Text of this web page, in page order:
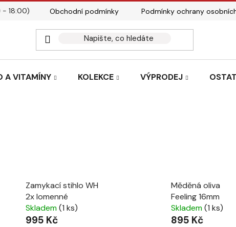
- 18:00) Obchodní podmínky Podmínky ochrany
A VITAMÍNY KOLEKCE VÝPRODEJ
Zamykací stihlo WH
2x lomenné
Skladem(1 ks)
995 Kč
Měděná oliva
Feeling 16mm
Skladem(1 ks)
895 Kč